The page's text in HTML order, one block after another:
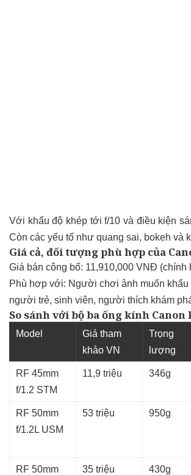
Với khẩu độ khép tới f/10 và điều kiện
Còn các yếu tố như quang sai, bokeh và
Giá cả, đối tượng phù hợp của
Giá bán công bố: 11,910,000 VNĐ
Phù hợp với: Người chơi ảnh muốn khẩu
người trẻ, sinh viên, người thích khám
So sánh với bộ ba ống kính
Model
Giá tham
khảo VN
Trọng
lượng
RF 45mm
f/1.2 STM
11,9 triệu 346g
RF 50mm
f/1.2L USM
53 triệu 950g
RF 50mm
35 triệu 430g